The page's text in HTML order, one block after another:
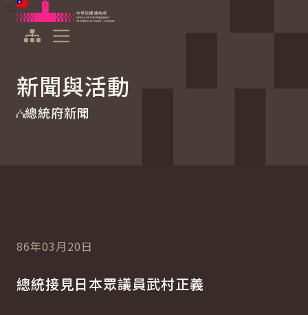
跳到主要內容
中華民國總統府
新聞與活動
總統府新聞
86年03月20日
總統接見日本眾議員武村正義